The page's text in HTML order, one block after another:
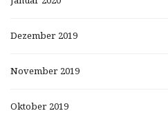
Dezember 2019
November 2019
Oktober 2019